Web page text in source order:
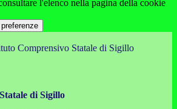
l'elenco nella pagina della cookie
Comprensivo Statale di Sigillo
di Sigillo